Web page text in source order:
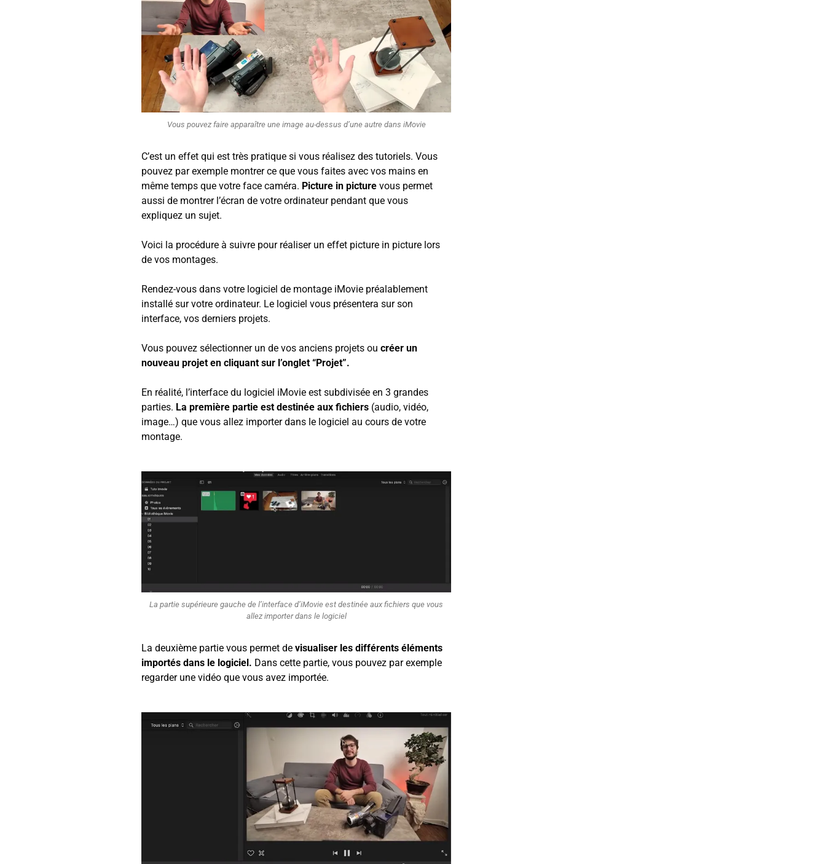
Vous pouvez faire apparaître une image au-dessus d’une autre dans iMovie
C’est un effet qui est très pratique si vous réalisez des tutoriels. Vous
pouvez par exemple montrer ce que vous faites avec vos mains en
même temps que votre face caméra. Picture in picture vous permet
aussi de montrer l’écran de votre ordinateur pendant que vous
expliquez un sujet.
Voici la procédure à suivre pour réaliser un effet picture in picture lors
de vos montages.
Rendez-vous dans votre logiciel de montage iMovie préalablement
installé sur votre ordinateur. Le logiciel vous présentera sur son
interface, vos derniers projets.
Vous pouvez sélectionner un de vos anciens projets ou créer un
nouveau projet en cliquant sur l’onglet “Projet”.
En réalité, l’interface du logiciel iMovie est subdivisée en 3 grandes
parties. La première partie est destinée aux fichiers (audio, vidéo,
image…) que vous allez importer dans le logiciel au cours de votre
montage.
La partie supérieure gauche de l’interface d’iMovie est destinée aux fichiers que vous
allez importer dans le logiciel
La deuxième partie vous permet de visualiser les différents éléments
importés dans le logiciel. Dans cette partie, vous pouvez par exemple
regarder une vidéo que vous avez importée.